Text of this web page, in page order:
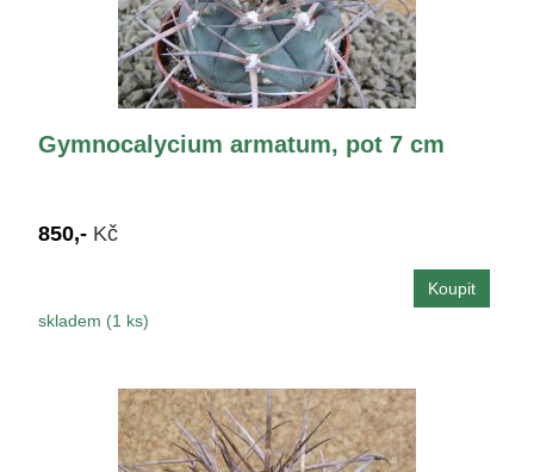
Gymnocalycium armatum, pot 7 cm
850,- Kč
skladem (1 ks)